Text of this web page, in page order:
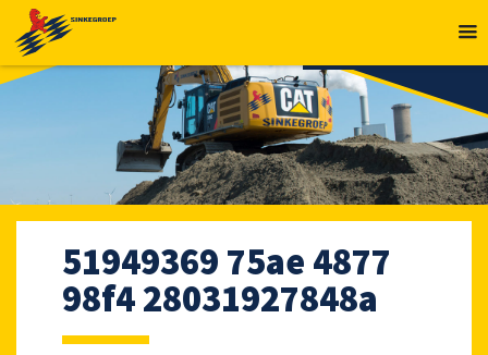
51949369 75ae 4877
98f4 28031927848a